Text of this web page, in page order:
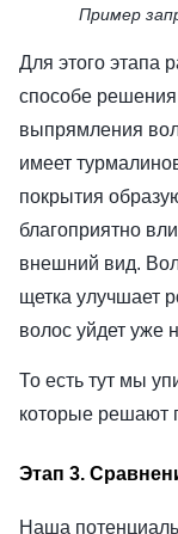
Пример
Для этого этапа
способе
выпрямления
имеет
покрытия
благоприятно
внешний вид.
щетка улучшает
волос уйдет уже
То есть тут мы
которые решают
Этап 3.
Наша